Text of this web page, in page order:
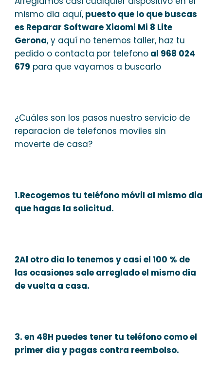
mismo dia aquí, puesto que lo que buscas
es Reparar Software Xiaomi Mi 8 Lite
Gerona, y aquí no tenemos taller, haz tu
pedido o contacta por telefono al 968 024
679 para que vayamos a buscarlo
¿Cuáles son los pasos nuestro servicio de
reparacion de telefonos moviles sin
moverte de casa?
1.Recogemos tu teléfono móvil al mismo dia
que hagas la solicitud.
2Al otro dia lo tenemos y casi el 100 % de
las ocasiones sale arreglado el mismo dia
de vuelta a casa.
3. en 48H puedes tener tu teléfono como el
primer dia y pagas contra reembolso.